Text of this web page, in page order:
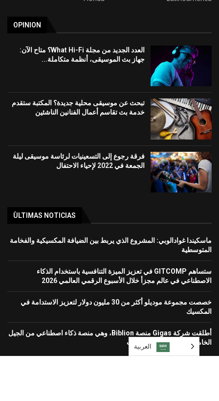
OPINION
العدد الجديد من مجلة What Hi-Fi؟ متاح الآن:
جهاز بث الموسيقى، أنظمة متكاملة...
تبحث عن موسيقى محلية جديدة؟ المكتبة ستقدم
خدمة بث تقاسم أعمال الفنانين الناشئين
فرقة رجوع إلى التسعينيات لرئاسة موسيقى ليلة
الجمعة في 2022 لإحياء الاحتفال
ÙLTIMAS NOTICIAS
ماسكيندا غوادالوبي: المشروع الذي يربط بين الضيافة المكسيكية والفخامة
المتوسطية
ستساهم GITCOMP في تعزيز الميزة التنافسية باستخدام الذكاء
الاصطناعي في عالم مجزأ خلال الأسبوع الرقمي العالمي 2026
خصصت مجموعة موديلو أكثر من 30 مليون دولار لتعزيز الاستدامة في
المكسيك
أطلقت شركة Gigas منصة Biblion، وهي منصة ذكاء اصطناعي من الجيل
الخامس لحماية بيئات الشركات
العربية‏